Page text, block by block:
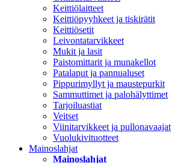
Keittiölaitteet
Keittiöpyyhkeet ja tiskirätit
Keittiösetit
Leivontatarvikkeet
Mukit ja lasit
Paistomittarit ja munakellot
Patalaput ja pannualuset
Pippurimyllyt ja maustepurkit
Sammuttimet ja palohälyttimet
Tarjoiluastiat
Veitset
Viinitarvikkeet ja pullonavaajat
Vuolukivituotteet
Mainoslahjat
Mainoslahjat